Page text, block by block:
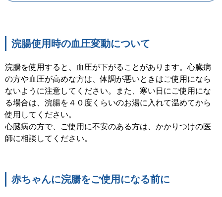
浣腸使用時の血圧変動について
浣腸を使用すると、血圧が下がることがあります。心臓病
の方や血圧が高めな方は、体調が悪いときはご使用になら
ないように注意してください。また、寒い日にご使用にな
る場合は、浣腸を４０度くらいのお湯に入れて温めてから
使用してください。
心臓病の方で、ご使用に不安のある方は、かかりつけの医
師に相談してください。
赤ちゃんに浣腸をご使用になる前に